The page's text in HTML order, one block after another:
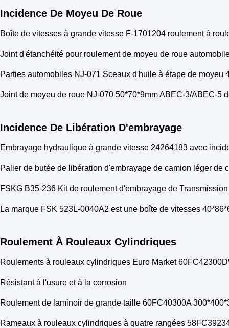
Incidence De Moyeu De Roue
Boîte de vitesses à grande vitesse F-1701204 roulement à
Joint d'étanchéité pour roulement de moyeu de roue
Parties automobiles NJ-071 Sceaux d'huile à étape de moyeu
Joint de moyeu de roue NJ-070 50*70*9mm ABEC-3/ABEC-5
Incidence De Libération D'embrayage
Embrayage hydraulique à grande vitesse 24264183 avec
Palier de butée de libération d'embrayage de camion léger
FSKG B35-236 Kit de roulement d'embrayage de
La marque FSK 523L-0040A2 est une boîte de vitesses
Roulement À Rouleaux Cylindriques
Roulements à rouleaux cylindriques Euro Market
Résistant à l'usure et à la corrosion
Roulement de laminoir de grande taille 60FC40300A
Rameaux à rouleaux cylindriques à quatre rangées